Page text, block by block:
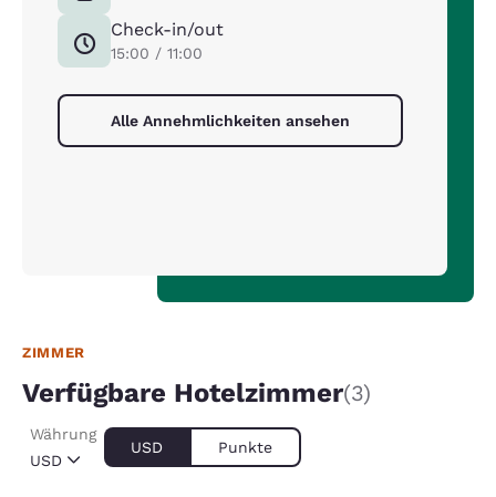
Check-in/out
15:00 / 11:00
Alle Annehmlichkeiten ansehen
ZIMMER
Verfügbare Hotelzimmer(3)
USD
Währung
USD Punkte